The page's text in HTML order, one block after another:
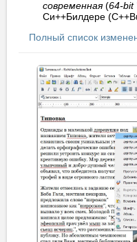
современная(64-bit
Си++Билдере
Полный список